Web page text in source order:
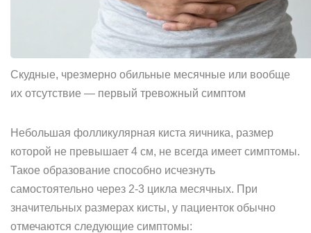
Скудные, чрезмерно обильные месячные или вообще
их отсутствие — первый тревожный симптом
Небольшая фолликулярная киста яичника, размер
которой не превышает 4 см, не всегда имеет симптомы.
Такое образование способно исчезнуть
самостоятельно через 2-3 цикла месячных. При
значительных размерах кисты, у пациенток обычно
отмечаются следующие симптомы: